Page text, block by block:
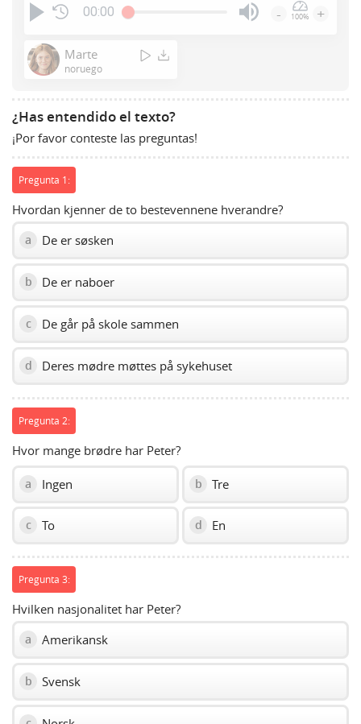
00:00 - 100% +
Marte
noruego
¿Has entendido el texto?
¡Por favor conteste las preguntas!
Pregunta 1:
Hvordan kjenner de to bestevennene hverandre?
a De er søsken
b De er naboer
c De går på skole sammen
d Deres mødre møttes på sykehuset
Pregunta 2:
Hvor mange brødre har Peter?
a Ingen b Tre
c To d En
Pregunta 3:
Hvilken nasjonalitet har Peter?
a Amerikansk
b Svensk